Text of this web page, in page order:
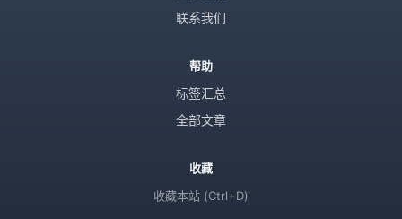
联系我们
帮助
标签汇总
全部文章
收藏
收藏本站 (Ctrl+D)